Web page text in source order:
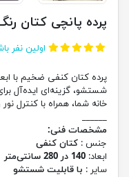
پرده پانچی کتان
اولین نفر
شستشو، گزینه‌ای ایده‌آل
خانه شما، همراه با کنترل
______
مشخصات فنی:
جنس : کتان کنفی
ابعاد: 140 در 280 سانتی‌متر
سایر : با قابلیت شستشو